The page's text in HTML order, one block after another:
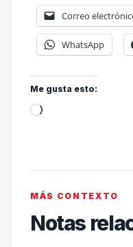
Correo
WhatsApp
Me gusta esto:
MÁS CONTEXTO
Notas